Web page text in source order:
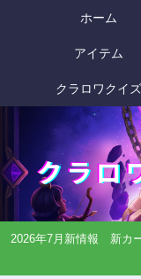
ホーム
アイテム
クラロワクイズ
2026年7月新情報 新カ